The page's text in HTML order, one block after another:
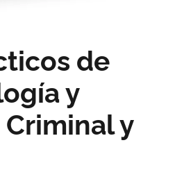
de
y
y